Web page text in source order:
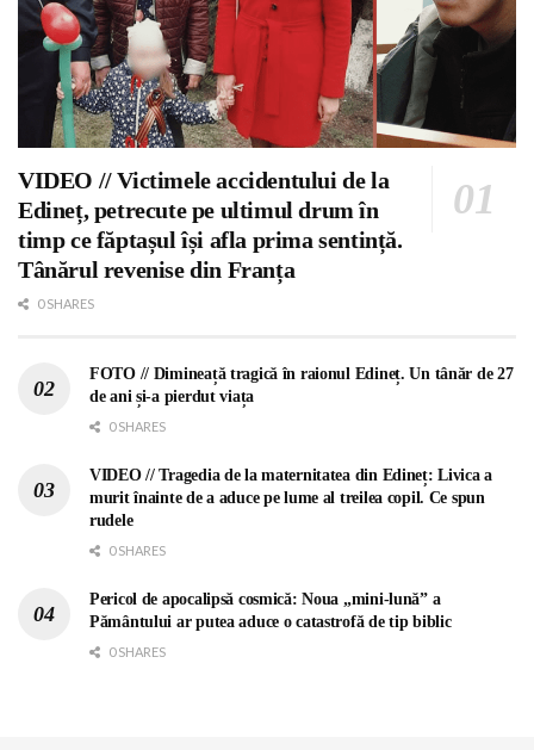
VIDEO // Victimele accidentului de la
Edineț, petrecute pe ultimul drum în
timp ce făptașul își afla prima sentință.
Tânărul revenise din Franța
0 SHARES
FOTO // Dimineață tragică în raionul Edineț. Un tânăr de 27
de ani și-a pierdut viața
0 SHARES
VIDEO // Tragedia de la maternitatea din Edineț: Livica a
murit înainte de a aduce pe lume al treilea copil. Ce spun
rudele
0 SHARES
Pericol de apocalipsă cosmică: Noua „mini-lună” a
Pământului ar putea aduce o catastrofă de tip biblic
0 SHARES